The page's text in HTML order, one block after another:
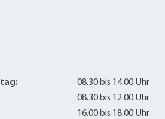
08.30 bis 14.00 Uhr
08.30 bis 12.00 Uhr
16.00 bis 18.00 Uhr